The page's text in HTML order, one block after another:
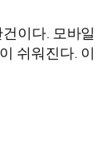
이다. 모바
쉬워진다.